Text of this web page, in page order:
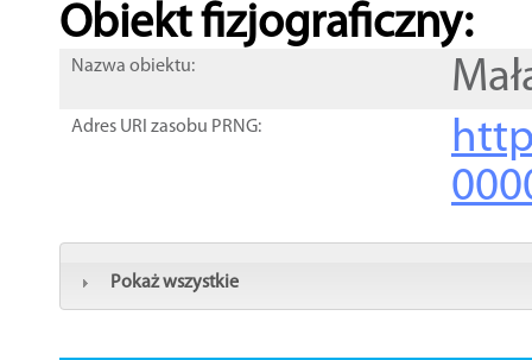
Obiekt fizjograficzny:
Nazwa obiektu:
Adres URI zasobu PRNG:
Pokaż wszystkie